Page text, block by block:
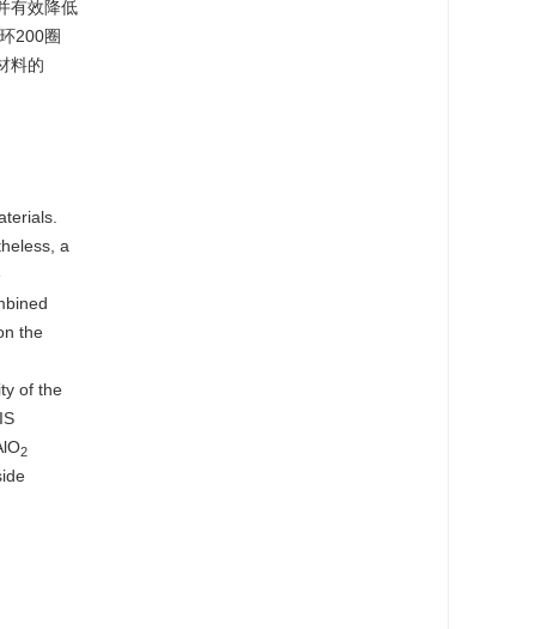
有效降低
200圈
料的
a
the
of the
2